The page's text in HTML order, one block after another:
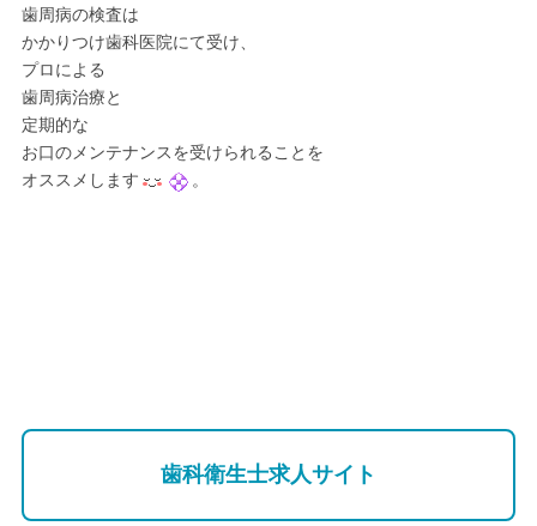
歯周病の検査は
かかりつけ歯科医院にて受け、
プロによる
歯周病治療と
定期的な
お口のメンテナンスを受けられることを
オススメします
。
歯科衛生士求人サイト